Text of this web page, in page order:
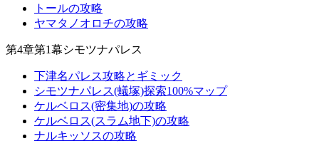
トールの攻略
ヤマタノオロチの攻略
第4章第1幕シモツナパレス
下津名パレス攻略とギミック
シモツナパレス(蟻塚)探索100%マップ
ケルベロス(密集地)の攻略
ケルベロス(スラム地下)の攻略
ナルキッソスの攻略